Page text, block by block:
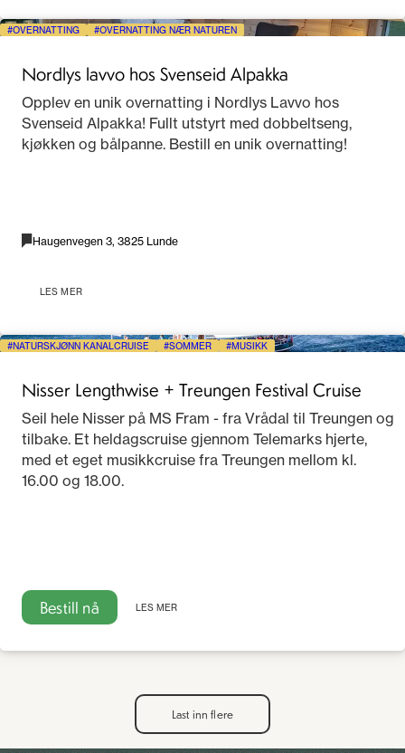
OVERNATTING OVERNATTING NÆR NATUREN
Nordlys lavvo hos Svenseid Alpakka
Opplev en unik overnatting i Nordlys Lavvo hos
Svenseid Alpakka! Fullt utstyrt med dobbeltseng,
kjøkken og bålpanne. Bestill en unik overnatting!
Haugenvegen 3, 3825 Lunde
LES MER
NATURSKJØNN KANALCRUISE SOMMER MUSIKK
Nisser Lengthwise + Treungen Festival Cruise
Seil hele Nisser på MS Fram - fra Vrådal til Treungen og
tilbake. Et heldagscruise gjennom Telemarks hjerte,
med et eget musikkcruise fra Treungen mellom kl.
16.00 og 18.00.
Bestill nå LES MER
Last inn flere